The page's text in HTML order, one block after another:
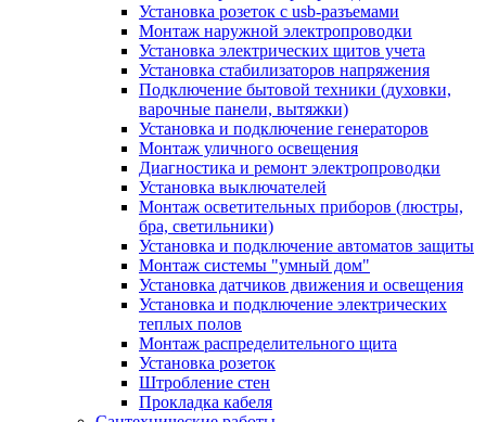
Установка розеток с usb-разъемами
Монтаж наружной электропроводки
Установка электрических щитов учета
Установка стабилизаторов напряжения
Подключение бытовой техники (духовки,
варочные панели, вытяжки)
Установка и подключение генераторов
Монтаж уличного освещения
Диагностика и ремонт электропроводки
Установка выключателей
Монтаж осветительных приборов (люстры,
бра, светильники)
Установка и подключение автоматов защиты
Монтаж системы "умный дом"
Установка датчиков движения и освещения
Установка и подключение электрических
теплых полов
Монтаж распределительного щита
Установка розеток
Штробление стен
Прокладка кабеля